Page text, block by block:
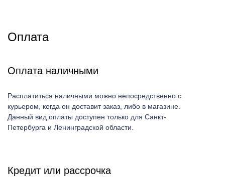
Оплата
Оплата наличными
Расплатиться наличными можно непосредственно с
курьером, когда он доставит заказ, либо в магазине.
Данный вид оплаты доступен только для Санкт-
Петербурга и Ленинградской области.
Кредит или рассрочка